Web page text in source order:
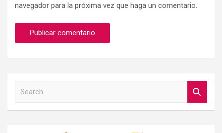
navegador para la próxima vez que haga un comentario.